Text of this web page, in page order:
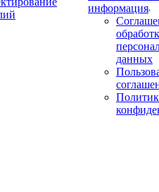
информация
данных